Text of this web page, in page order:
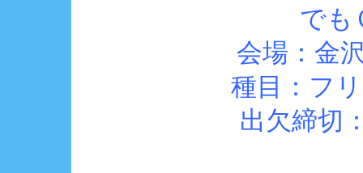
でも
会場：金
種目：フ
出欠締